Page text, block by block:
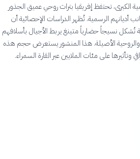
تحتفظ إفريقيا بتراث روحي عميق الجذور
الرسمية. تُظهر الدراسات الإحصائية أن
نسيجاً حضارياً متينغ يربط الأجيال بأسلافهم
الأصيلة. هذا المنشور يستعرض حجم هذه
على مئات الملايين عبر القارة السمراء.